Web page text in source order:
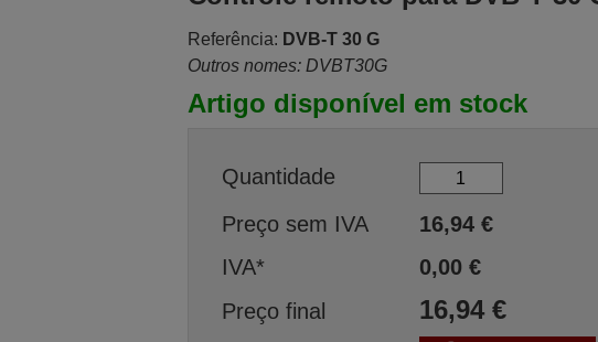
Referência: DVB-T 30 G
Outros nomes: DVBT30G
Artigo disponível em stock
Quantidade
Preço sem IVA
16,94€
IVA*
0,00€
Preço final
16,94€